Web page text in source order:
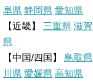
阜県 静岡県 愛知県
【近畿】 三重県 滋
県
【中国/四国】 鳥取県
川県 愛媛県 高知県